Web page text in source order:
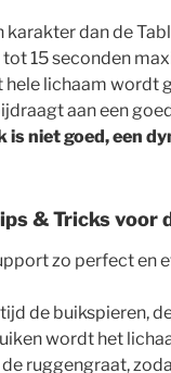
dan de
15 seconden
lichaam wordt
aan een
is niet goed, een
& Tricks
zo perfect en
de buikspieren,
wordt het
ruggengraat,